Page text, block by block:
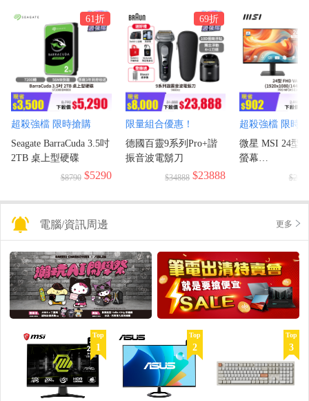
61折
超殺強檔 限時搶購
Seagate BarraCuda 3.5吋
2TB 桌上型硬碟
$8790 $5290
69折
限量組合優惠！
德國百靈9系列Pro+諧
振音波電鬍刀
$34888 $23888
超殺強檔 限時
微星 MSI 24型
螢幕
(1920x1080/$2990
電腦/資訊周邊 更多
Top
1
Top
2
Top
3